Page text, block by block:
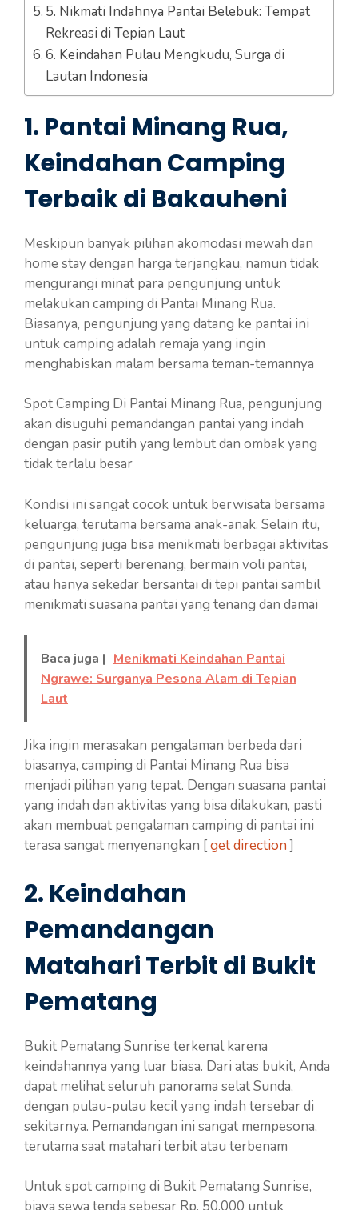
5. Nikmati Indahnya Pantai Belebuk: Tempat
Rekreasi di Tepian Laut
6. Keindahan Pulau Mengkudu, Surga di
Lautan Indonesia
1. Pantai Minang Rua,
Keindahan Camping
Terbaik di Bakauheni
Meskipun banyak pilihan akomodasi mewah dan
home stay dengan harga terjangkau, namun tidak
mengurangi minat para pengunjung untuk
melakukan camping di Pantai Minang Rua.
Biasanya, pengunjung yang datang ke pantai ini
untuk camping adalah remaja yang ingin
menghabiskan malam bersama teman-temannya
Spot Camping Di Pantai Minang Rua, pengunjung
akan disuguhi pemandangan pantai yang indah
dengan pasir putih yang lembut dan ombak yang
tidak terlalu besar
Kondisi ini sangat cocok untuk berwisata bersama
keluarga, terutama bersama anak-anak. Selain itu,
pengunjung juga bisa menikmati berbagai aktivitas
di pantai, seperti berenang, bermain voli pantai,
atau hanya sekedar bersantai di tepi pantai sambil
menikmati suasana pantai yang tenang dan damai
Baca juga | Menikmati Keindahan Pantai
Ngrawe: Surganya Pesona Alam di Tepian
Laut
Jika ingin merasakan pengalaman berbeda dari
biasanya, camping di Pantai Minang Rua bisa
menjadi pilihan yang tepat. Dengan suasana pantai
yang indah dan aktivitas yang bisa dilakukan, pasti
akan membuat pengalaman camping di pantai ini
terasa sangat menyenangkan [get direction]
2. Keindahan
Pemandangan
Matahari Terbit di Bukit
Pematang
Bukit Pematang Sunrise terkenal karena
keindahannya yang luar biasa. Dari atas bukit, Anda
dapat melihat seluruh panorama selat Sunda,
dengan pulau-pulau kecil yang indah tersebar di
sekitarnya. Pemandangan ini sangat mempesona,
terutama saat matahari terbit atau terbenam
Untuk spot camping di Bukit Pematang Sunrise,